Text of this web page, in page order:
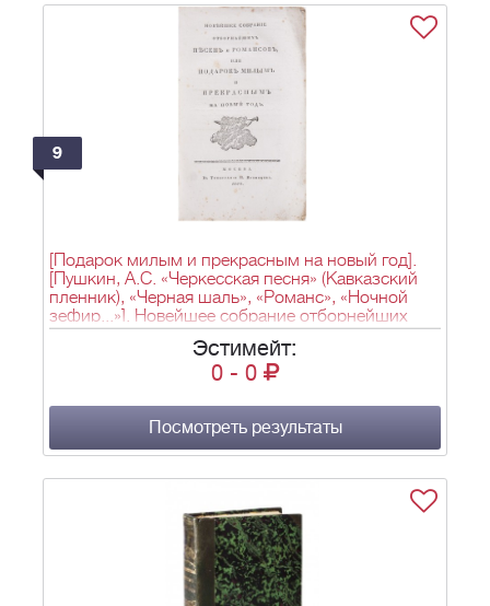
9
[Подарок милым и прекрасным на новый год].
[Пушкин, А.С. «Черкесская песня» (Кавказский
пленник), «Черная шаль», «Романс», «Ночной
зефир...»]. Новейшее собрание отборнейших
песен и романсов, или Подарок милым и
прекрасным на новый год. - М.: тип. П.
Кузнецова, 1829. - [4], IV, 104 с.; 22 см.
Эстимейт:
0 - 0
Посмотреть результаты